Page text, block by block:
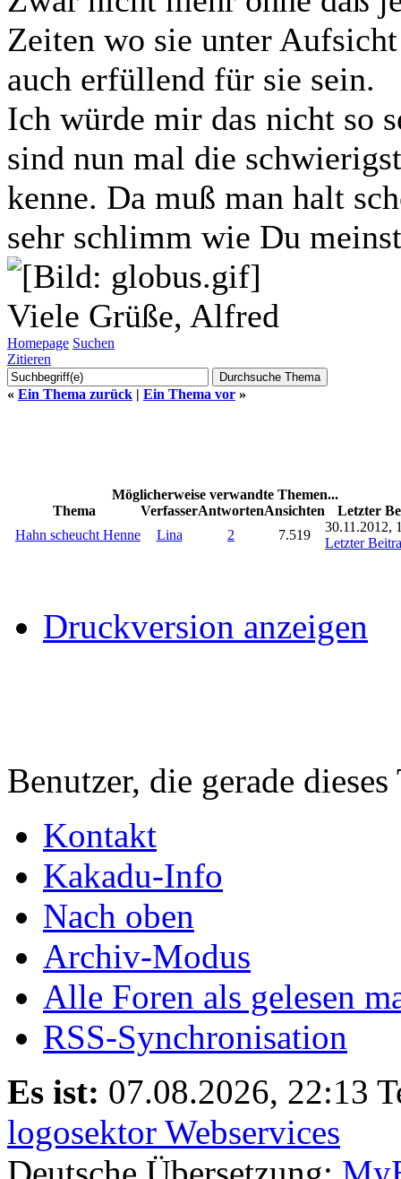
Zeiten wo sie unter
auch erfüllend für sie sein.
Ich würde mir das nicht so
sind nun mal die
kenne. Da muß man halt
sehr schlimm wie Du
Viele Grüße, Alfred
Homepage Suchen
Zitieren
« Ein Thema zurück | Ein Thema vor »
Möglicherweise verwandte Themen...
Thema
VerfasserAntwortenAnsichten
Letzter
Hahn scheucht Henne
Lina 2 7.519
30.11.2012,
Letzter
Druckversion anzeigen
Benutzer, die gerade
Kontakt
Kakadu-Info
Nach oben
Archiv-Modus
Alle Foren als gelesen
RSS-Synchronisation
Es ist: 07.08.2026, 22:13
logosektor Webservices